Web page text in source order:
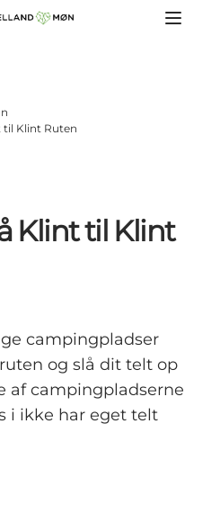
til Klint Ruten
Klint til Klint
campingpladser
og slå dit telt op
af campingpladserne
i ikke har eget telt